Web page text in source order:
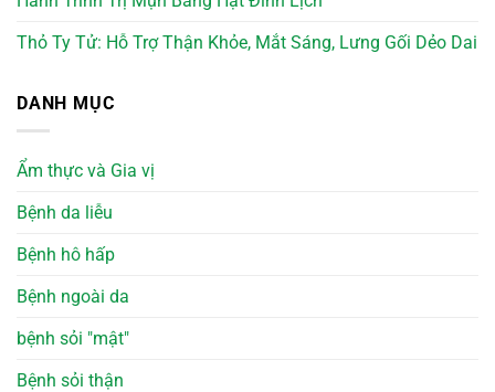
Thỏ Ty Tử: Hỗ Trợ Thận Khỏe, Mắt Sáng, Lưng Gối Dẻo Dai
DANH MỤC
Ẩm thực và Gia vị
Bệnh da liễu
Bệnh hô hấp
Bệnh ngoài da
bệnh sỏi "mật"
Bệnh sỏi thận